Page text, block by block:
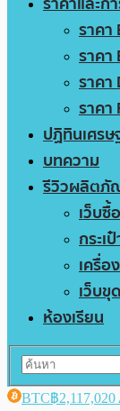
ราคา
ราคา
ราคา
ราคา
ปฏิทินเศร
บทความ
รีวิวผลิตภั
เว็บซื้
กระเ
เครื่อ
เว็บขุ
ห้องเรียน
BTC฿2,117,020